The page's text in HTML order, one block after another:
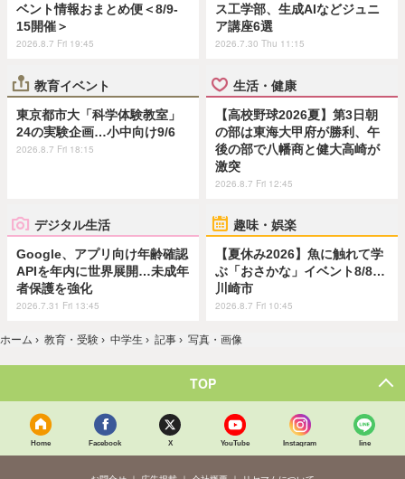
ベント情報おまとめ便＜8/9-
15開催＞
2026.8.7 Fri 19:45
ス工学部、生成AIなどジュニ
ア講座6選
2026.7.30 Thu 11:15
教育イベント
東京都市大「科学体験教室」
24の実験企画…小中向け9/6
2026.8.7 Fri 18:15
生活・健康
【高校野球2026夏】第3日朝
の部は東海大甲府が勝利、午
後の部で八幡商と健大高崎が
激突
2026.8.7 Fri 12:45
デジタル生活
Google、アプリ向け年齢確認
APIを年内に世界展開…未成年
者保護を強化
2026.7.31 Fri 13:45
趣味・娯楽
【夏休み2026】魚に触れて学
ぶ「おさかな」イベント8/8…
川崎市
2026.8.7 Fri 10:45
ホーム › 教育・受験 › 中学生 › 記事 › 写真・画像
TOP
Home Facebook X YouTube Instagram line